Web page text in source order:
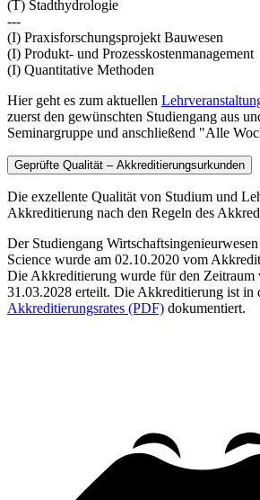
(T) Stadthydrologie
---
(I) Praxisforschungsprojekt Bauwesen
(I) Produkt- und Prozesskostenmanagement
(I) Quantitative Methoden
Hier geht es zum aktuellen
zuerst den gewünschten Studiengang aus
Seminargruppe und anschließend "Alle
Geprüfte Qualität – Akkreditierungsurkunden
Die exzellente Qualität von Studium und
Akkreditierung nach den Regeln des
Der Studiengang
Science wurde am 02.10.2020 vom
Die Akkreditierung wurde für den Zeitraum
31.03.2028 erteilt. Die Akkreditierung ist in
Akkreditierungsrates (PDF) dokumentiert.